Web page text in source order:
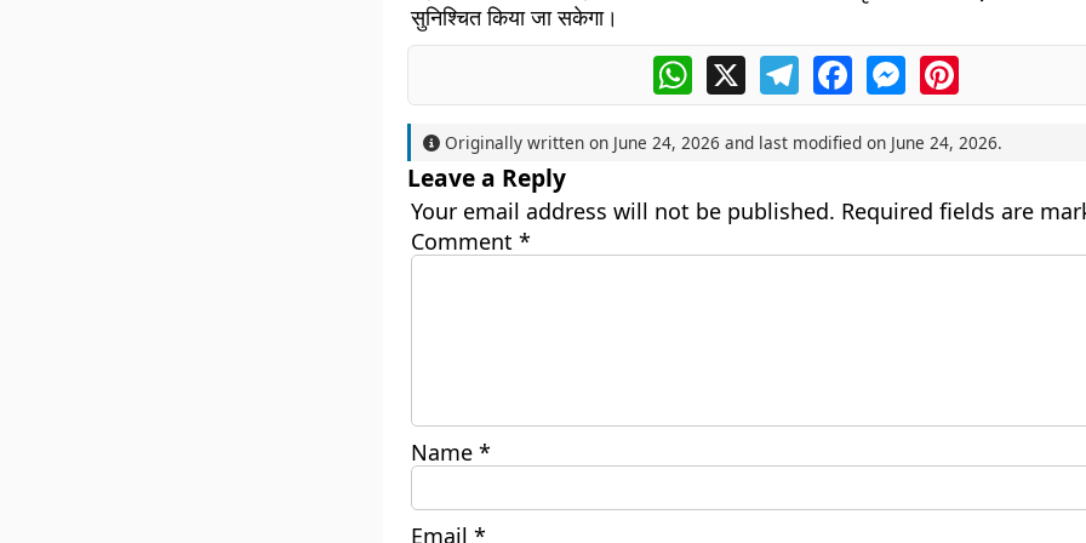
सुनिश्चित किया जा सकेगा।
WhatsApp
X TelegramFacebookMessengerPinterest
Originally written on June 24, 2026 and last modified on June 24, 2026.
Leave a Reply
Your email address will not be published. Required fields are
Comment *
Name *
Email *